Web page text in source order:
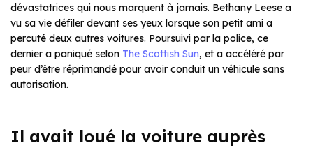
dévastatrices qui nous marquent à jamais. Bethany Leese a
vu sa vie défiler devant ses yeux lorsque son petit ami a
percuté deux autres voitures. Poursuivi par la police, ce
dernier a paniqué selon The Scottish Sun, et a accéléré par
peur d’être réprimandé pour avoir conduit un véhicule sans
autorisation.
Il avait loué la voiture auprès